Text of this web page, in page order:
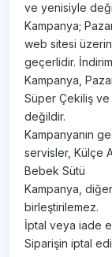
ve yenisiyle
Kampanya;
web sitesi
geçerlidir.
Kampanya,
Süper Çekiliş ve
değildir.
Kampanyanın
servisler, Külçe
Bebek Sütü
Kampanya,
birleştirilemez.
İptal veya iade
Siparişin iptal